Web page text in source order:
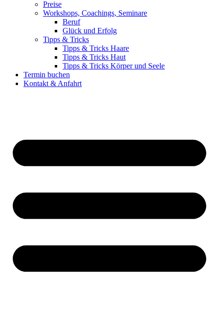
Preise
Workshops, Coachings, Seminare
Beruf
Glück und Erfolg
Tipps & Tricks
Tipps & Tricks Haare
Tipps & Tricks Haut
Tipps & Tricks Körper und Seele
Termin buchen
Kontakt & Anfahrt